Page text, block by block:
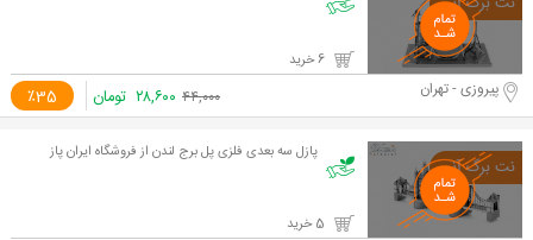
٪35 پیروزی - تهران ۴۴,۰۰۰ ۲۸,۶۰۰ تومان
پازل سه بعدی فلزی پل برج لندن از فروشگاه ایران پاز